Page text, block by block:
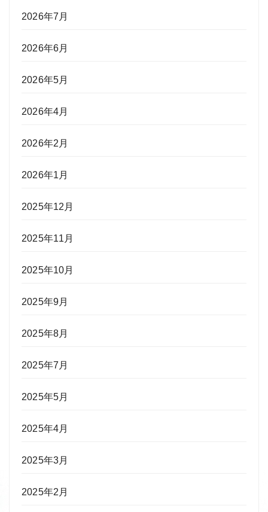
2026年7月
2026年6月
2026年5月
2026年4月
2026年2月
2026年1月
2025年12月
2025年11月
2025年10月
2025年9月
2025年8月
2025年7月
2025年5月
2025年4月
2025年3月
2025年2月